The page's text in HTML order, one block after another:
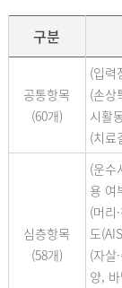
구분
공통항목
(60개)
(입력
(손상
시활
(치료
심층항목
(58개)
(운수
용 여
(머리
도
(자살
양,